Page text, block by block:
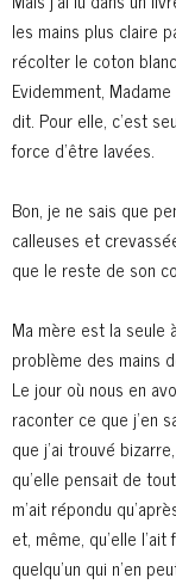
les mains plus claire
récolter le coton
Evidemment,
dit. Pour elle, c’est
force d’être lavées.
Bon, je ne sais que
calleuses et
que le reste de son
Ma mère est la seule
problème des mains
Le jour où nous en
raconter ce que j’en
que j’ai trouvé
qu’elle pensait de
m’ait répondu
et, même, qu’elle
quelqu’un qui n’en